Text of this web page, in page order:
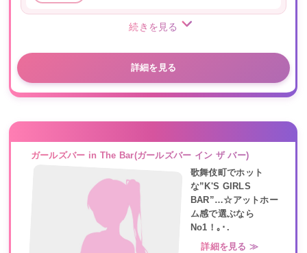
続きを見る
詳細を見る
ガールズバー in The Bar(ガールズバー イン ザ バー)
歌舞伎町でホット
な”K'S GIRLS
BAR”…☆アットホー
ム感で選ぶなら
No1！｡･.
詳細を見る ≫